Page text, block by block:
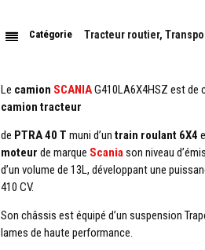
Catégorie Tracteur routier,
Le camion SCANIAG410LA6X4HSZ est de
camion tracteur
de PTRA 40 T muni d’un train roulant 6X4
moteur de marque Scaniason niveau
d’un volume de 13L, développant une
410 CV.
Son châssis est équipé d’un suspension
lames de haute performance.